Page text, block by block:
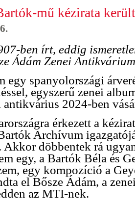
mű kézirata
ben írt, eddig
Ádám Zenei
egy spanyolországi
egyszerű zenei
antikvárius 2024-ben
érkezett a
Archívum
Akkor döbbentek rá
egy, a Bartók Béla és
egy kompozíció a
el Bősze Ádám, a
az MTI-nek.